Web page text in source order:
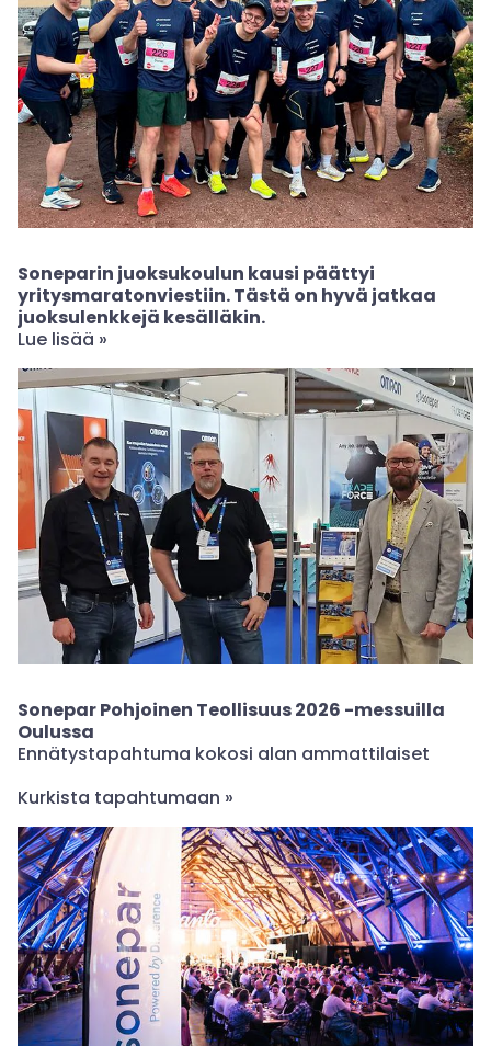
Soneparin juoksukoulun kausi päättyi
yritysmaratonviestiin. Tästä on hyvä jatkaa
juoksulenkkejä kesälläkin.
Lue lisää »
Sonepar Pohjoinen Teollisuus 2026 -messuilla
Oulussa
Ennätystapahtuma kokosi alan ammattilaiset
Kurkista tapahtumaan »